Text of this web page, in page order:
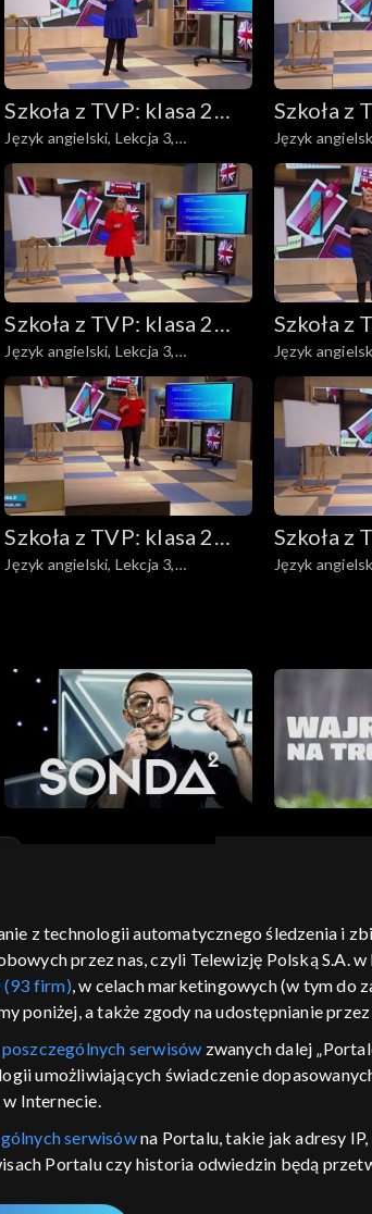
Szkoła z TVP: klasa 2
ponadpodstawowa
Język angielski, Lekcja 3,
29.04.2020
Szkoła z
Język
04.05.2020
Szkoła z TVP: klasa 2
ponadpodstawowa
Język angielski, Lekcja 3,
13.05.2020
Szkoła z
Język
15.05.2020
Szkoła z TVP: klasa 2
ponadpodstawowa
Język angielski, Lekcja 3,
Szkoła z
Język
pomoc kontakt voucher
z technologii automatycznego śledzenia i
przez nas, czyli Telewizję Polską S.A.
(93 firm), w celach marketingowych (w tym do
poniżej, a także zgody na udostępnianie
poszczególnych serwisów zwanych dalej
umożliwiających świadczenie
Internecie.
serwisówna Portalu, takie jak adresy
Portalu czy historia odwiedzin będą